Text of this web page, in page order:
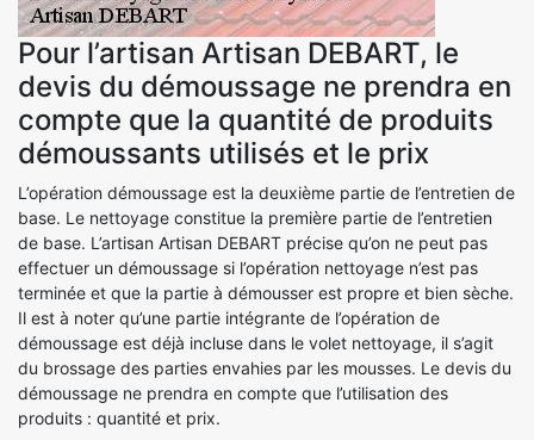
Pour l’artisan Artisan DEBART, le
devis du démoussage ne prendra en
compte que la quantité de produits
démoussants utilisés et le prix
L’opération démoussage est la deuxième partie de l’entretien de
base. Le nettoyage constitue la première partie de l’entretien
de base. L’artisan Artisan DEBART précise qu’on ne peut pas
effectuer un démoussage si l’opération nettoyage n’est pas
terminée et que la partie à démousser est propre et bien sèche.
Il est à noter qu’une partie intégrante de l’opération de
démoussage est déjà incluse dans le volet nettoyage, il s’agit
du brossage des parties envahies par les mousses. Le devis du
démoussage ne prendra en compte que l’utilisation des
produits : quantité et prix.